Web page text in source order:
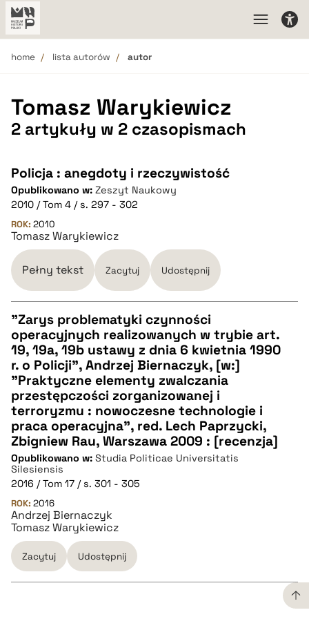
home lista autorów autor
Tomasz Warykiewicz
2 artykuły w 2 czasopismach
Policja : anegdoty i rzeczywistość
Opublikowano w: Zeszyt Naukowy
2010 / Tom 4 / s. 297 - 302
ROK: 2010
Tomasz Warykiewicz
Pełny tekst Zacytuj Udostępnij
CZYSTY TEKST
pobierz cytat
BIBTEX
pobierz cytat
"Zarys problematyki czynności
operacyjnych realizowanych w trybie art.
19, 19a, 19b ustawy z dnia 6 kwietnia 1990
r. o Policji", Andrzej Biernaczyk, [w:]
"Praktyczne elementy zwalczania
przestępczości zorganizowanej i
terroryzmu : nowoczesne technologie i
praca operacyjna", red. Lech Paprzycki,
Zbigniew Rau, Warszawa 2009 : [recenzja]
Opublikowano w: Studia Politicae Universitatis
Silesiensis
2016 / Tom 17 / s. 301 - 305
ROK: 2016
Andrzej Biernaczyk
Tomasz Warykiewicz
Zacytuj Udostępnij